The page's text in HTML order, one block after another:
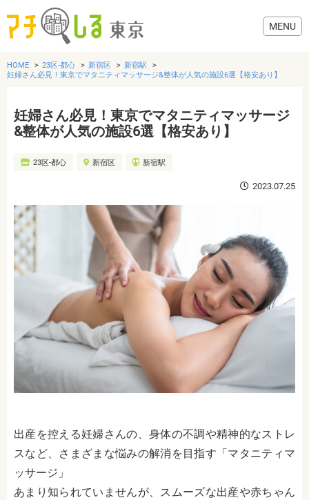
グルメ
美容・健康
歯医者・病院
おでかけ
HOME 23区-都心 新宿区
新宿駅
妊婦さん必見！東京でマタニティマッサージ&整体が人気の施設6選【格安あり】
妊婦さん必見！東京でマタニティマッサージ
&整体が人気の施設6選【格安あり】
23区-都心 新宿区 新宿駅
2023.07.25
出産を控える妊婦さんの、身体の不調や精神的なストレ
スなど、さまざまな悩みの解消を目指す「マタニティマ
ッサージ」
あまり知られていませんが、スムーズな出産や赤ちゃん